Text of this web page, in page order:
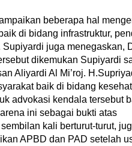
beberapa hal
di bidang infrastruktur,
juga menegaskan,
dikemukan Supiyardi
Aliyardi Al Mi’roj.
baik di bidang
advokasi kendala tersebut
ini sebagai bukti atas
kali berturut-turut,
APBD dan PAD setelah